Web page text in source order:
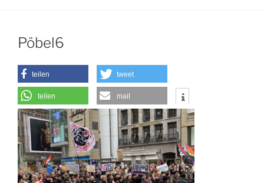
Pöbel6
teilen tweet
teilen mail